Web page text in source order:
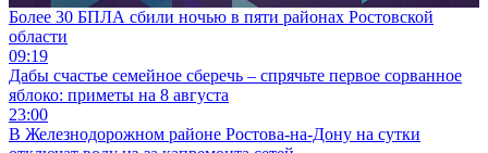
Более 30 БПЛА сбили ночью в пяти районах Ростовской
области
09:19
Дабы счастье семейное сберечь – спрячьте первое сорванное
яблоко: приметы на 8 августа
23:00
В Железнодорожном районе Ростова-на-Дону на сутки